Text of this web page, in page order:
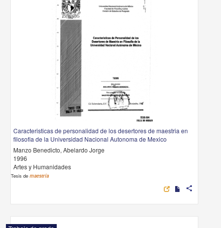
Caracteristicas de personalidad de los desertores de maestria en
filosofia de la Universidad Nacional Autonoma de Mexico
Manzo Benedicto, Abelardo Jorge
1996
Artes y Humanidades
Tesis demaestría
share